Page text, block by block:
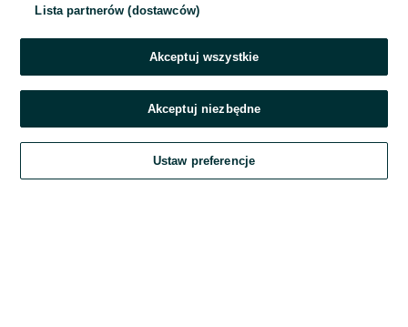
Nie pamiętasz hasła?
Zaloguj się
Kontynuując za pośrednictwem jednego z dostawców wskazanych powyżej,
Regulamin serwisu OLX.pl w jego aktualnym brzmieniu.
Lista partnerów (dostawców)
Akceptuj wszystkie
Akceptuj niezbędne
Ustaw preferencje